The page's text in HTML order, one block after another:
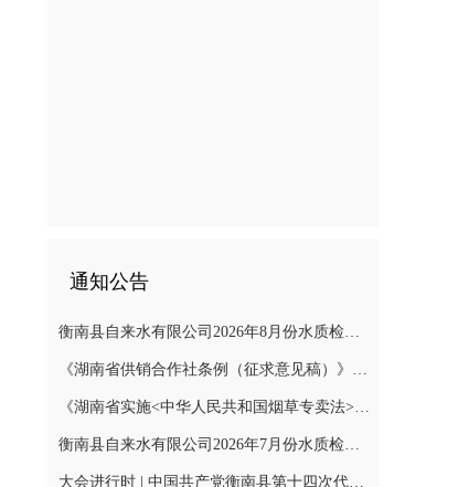
通知公告
衡南县自来水有限公司2026年8月份水质检测报告
《湖南省供销合作社条例（征求意见稿）》公开征集意见
《湖南省实施<中华人民共和国烟草专卖法>若干规定（征求意见稿）》公开征集意见
衡南县自来水有限公司2026年7月份水质检测报告公示
大会进行时 | 中国共产党衡南县第十四次代表大会召开预备会议第二阶段会议